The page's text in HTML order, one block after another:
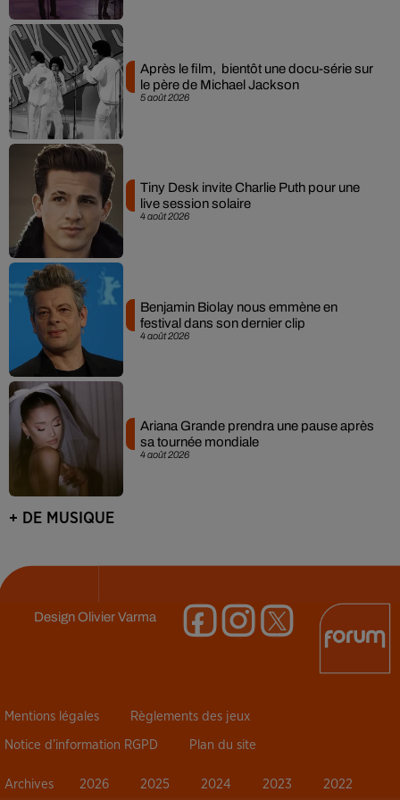
5 août 2026
Après le film, bientôt une docu-série sur
le père de Michael Jackson
4 août 2026
Tiny Desk invite Charlie Puth pour une
live session solaire
4 août 2026
Benjamin Biolay nous emmène en
festival dans son dernier clip
4 août 2026
Ariana Grande prendra une pause après
sa tournée mondiale
+ DE MUSIQUE
DesignOlivier Varma
Mentions légales Règlements des jeux
Notice d’information RGPD Plan du site
Archives 2026 2025 2024 2023 2022